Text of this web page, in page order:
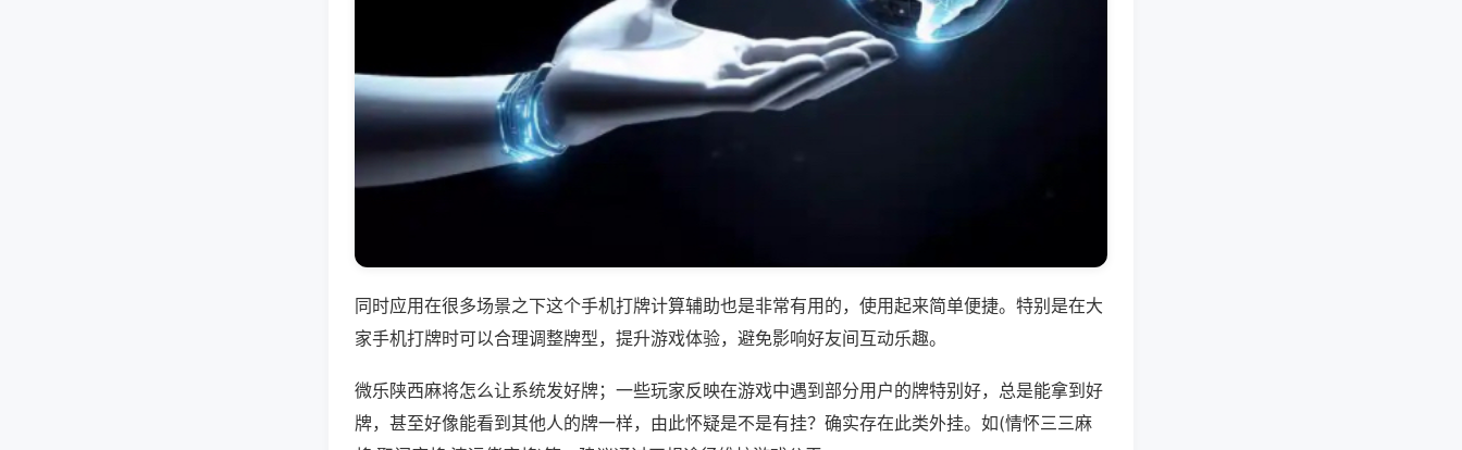
同时应用在很多场景之下这个手机打牌计算辅助也是非常有用的，使用起来简单便捷。特别是在大
家手机打牌时可以合理调整牌型，提升游戏体验，避免影响好友间互动乐趣。
微乐陕西麻将怎么让系统发好牌；一些玩家反映在游戏中遇到部分用户的牌特别好，总是能拿到好
牌，甚至好像能看到其他人的牌一样，由此怀疑是不是有挂？确实存在此类外挂。如(情怀三三麻